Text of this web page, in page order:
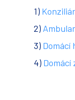
1)
2)
3) Domácí
4)Domácí